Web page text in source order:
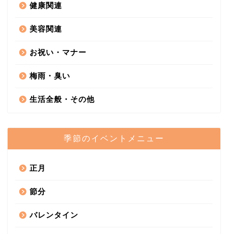
健康関連
美容関連
お祝い・マナー
梅雨・臭い
生活全般・その他
季節のイベントメニュー
正月
節分
バレンタイン